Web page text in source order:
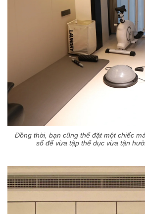
Đồng thời, bạn cũng thế đặt một chiếc
sổ để vừa tập thể dục vừa tận